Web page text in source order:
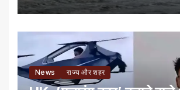
News राज्य और शहर